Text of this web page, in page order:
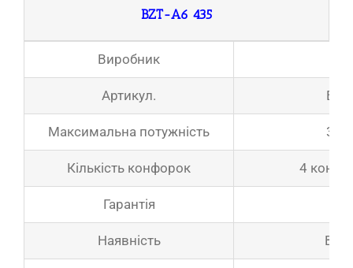
BZT-A6 435
Виробник
Артикул.
Максимальна потужність
Кількість конфорок 4
Гарантія
Наявність В